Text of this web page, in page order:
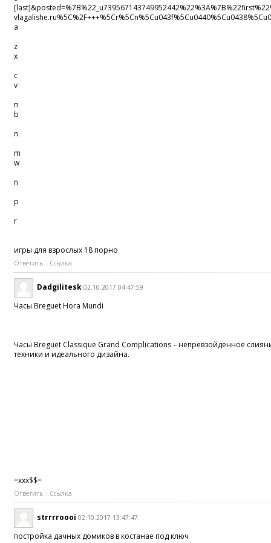
a
z
x
c
v
п
b
n
m
w
n
p
r
игры для взрослых 18 порно
Ответить Ссылка
Dadgilitesk 02.10.2017 04:47:59
Часы Breguet Hora Mundi
Часы Breguet Classique Grand Complications – непревзойденное
техники и идеального дизайна.
=xxx$$=
Ответить Ссылка
strrrroooi 02.10.2017 13:47:47
постройка дачных домиков в костанае под ключ